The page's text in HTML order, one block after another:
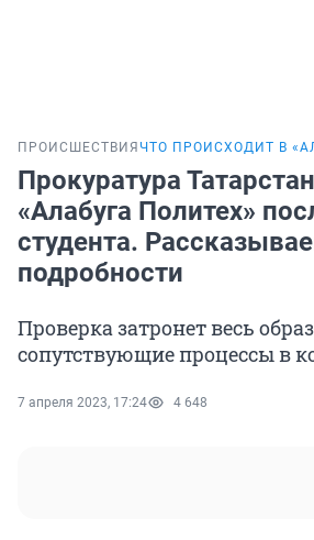
ПРОИСШЕСТВИЯ ЧТО ПРОИСХОДИТ В
Прокуратура
«Алабуга Политех»
студента.
подробности
Проверка затронет весь
сопутствующие процессы в
7 апреля 2023, 17:24 4 648